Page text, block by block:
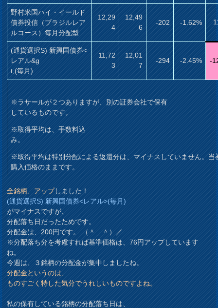
野村米国ハイ・イールド
債券投信（ブラジルレア
ルコース）毎月分配型
12,29
4
12,49
6
-202 -1.62%
(通貨選択S) 新興国債券<
レアル&g
t;(毎月)
11,72
3
12,01
7
-294 -2.45% -
※ラサールが２つありますが、別の証券会社で保有
しているものです。
※取得平均は、手数料込
み。
※取得平均は特別分配による返還分は、マイナスしていません。当
購入価格のままです。
全銘柄、アップしました！
(通貨選択S) 新興国債券<レアル>(毎月)
がマイナスですが、
分配落ち日だったためです。
分配金は、200円です。 （＾＿＾）／
※分配落ち分を考慮すれば基準価格は、76円アップしています
ね。
今週は、３銘柄の分配金が集中しましたね。
分配金というのは、
ものすごく特した気分でうれしいものですよね。
私の保有している銘柄の分配落ち日は、